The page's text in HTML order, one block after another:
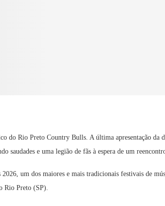
do Rio Preto Country Bulls. A última apresentação da
saudades e uma legião de fãs à espera de um
um dos maiores e mais tradicionais festivais de
Rio Preto (SP).